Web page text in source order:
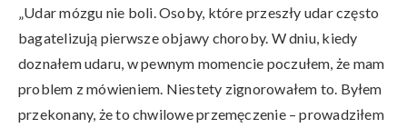
„Udar mózgu nie boli. Osoby, które przeszły udar często
bagatelizują pierwsze objawy choroby. W dniu, kiedy
doznałem udaru, w pewnym momencie poczułem, że mam
problem z mówieniem. Niestety zignorowałem to. Byłem
przekonany, że to chwilowe przemęczenie – prowadziłem